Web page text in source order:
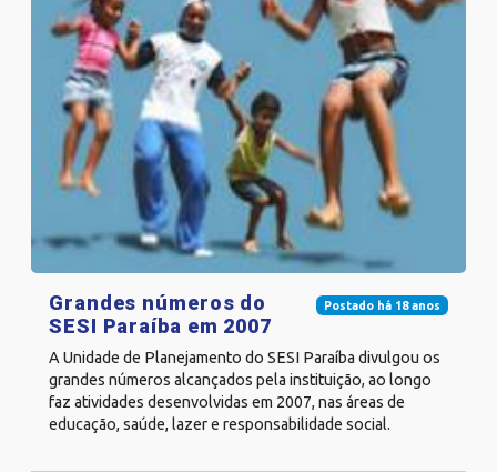
Postado há 18 anos
Grandes números do
SESI Paraíba em 2007
A Unidade de Planejamento do SESI Paraíba divulgou os
grandes números alcançados pela instituição, ao longo
faz atividades desenvolvidas em 2007, nas áreas de
educação, saúde, lazer e responsabilidade social.